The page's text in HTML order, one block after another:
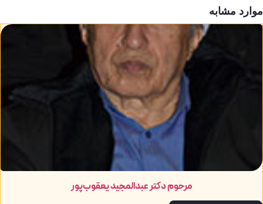
مشابه
مرحوم دکتر عبدالمجید یعقوب‌پور